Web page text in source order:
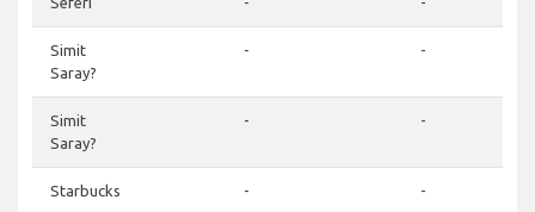
Simit
Saray?
- -
Simit
Saray?
- -
Starbucks - -